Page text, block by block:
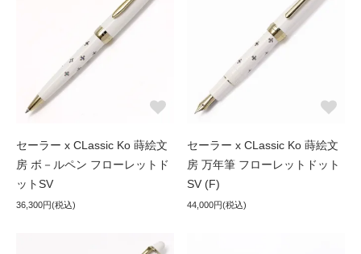
セーラー x CLassic Ko 蒔絵文
房 ボ－ルペン フローレットド
ットSV
36,300円(税込)
セーラー x CLassic Ko 蒔絵文
房 万年筆 フローレットドット
SV (F)
44,000円(税込)